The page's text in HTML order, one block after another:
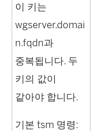
이 키는
wgserver.domai
n.fqdn과
중복됩니다. 두
키의 값이
같아야 합니다.
기본 tsm 명령: